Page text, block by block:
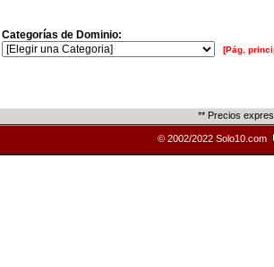
Categorías de Dominio:
[Pág.
** Precios
© 2002/2022 Solo10.com